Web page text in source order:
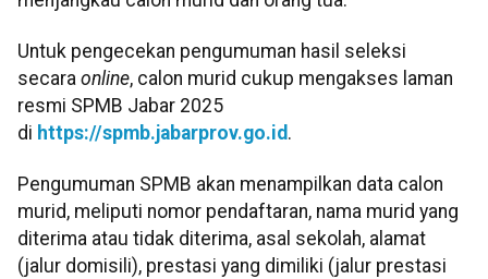
Untuk pengecekan pengumuman hasil seleksi
secara online, calon murid cukup mengakses laman
resmi SPMB Jabar 2025
di https://spmb.jabarprov.go.id.
Pengumuman SPMB akan menampilkan data calon
murid, meliputi nomor pendaftaran, nama murid yang
diterima atau tidak diterima, asal sekolah, alamat
(jalur domisili), prestasi yang dimiliki (jalur prestasi